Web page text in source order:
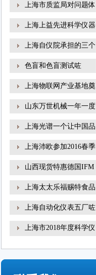
上海市质监局对问题体
上海上益先进科学仪器
上海自仪院承担的三个
色盲和色盲测试咗
上海物联网产业基地奠
山东万世机械一年一度
上海光谱一个让中国品
上海沛欧参加2016春季
山西现货特惠德国IFM
上海太太乐福赐特食品
上海自动化仪表五厂咗
上海市2018年度科学仪